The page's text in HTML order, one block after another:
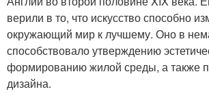
верили в то, что искусство способно
окружающий мир к лучшему. Оно в
способствовало утверждению
формированию жилой среды, а также
дизайна.